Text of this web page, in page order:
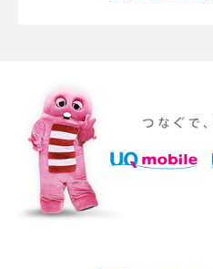
iPhone 16eとiPhone SE（第3世代）
て解説
iPhone 16eとiPhone 14を徹底比較！
紹介